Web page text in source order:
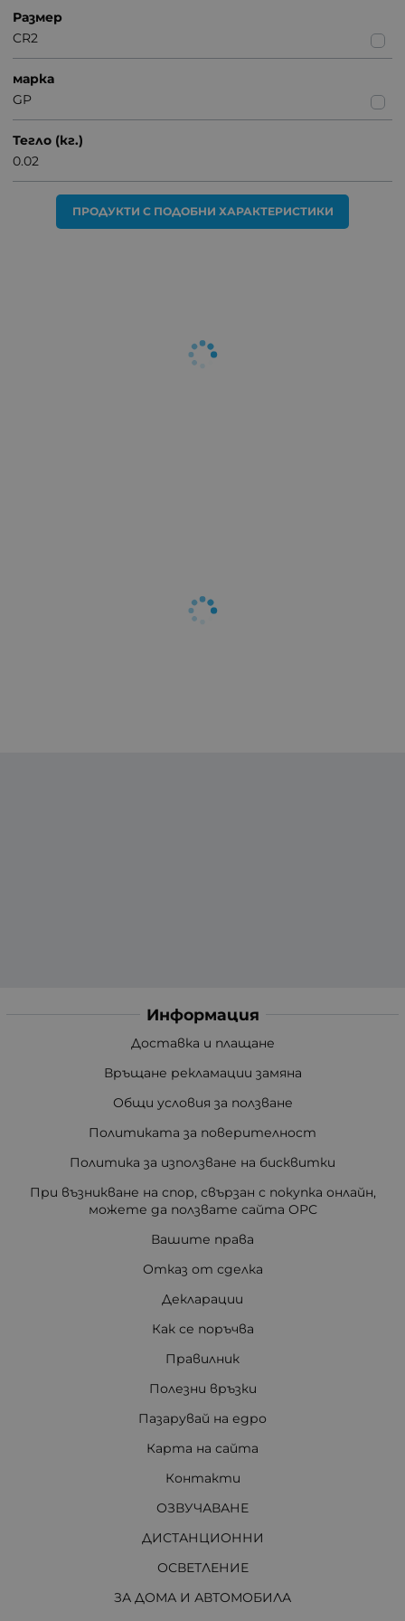
Размер
CR2
марка
GP
Тегло (кг.)
0.02
ПРОДУКТИ С ПОДОБНИ ХАРАКТЕРИСТИКИ
Информация
Доставка и плащане
Връщане рекламации замяна
Общи условия за ползване
Политиката за поверителност
Политика за използване на бисквитки
При възникване на спор, свързан с покупка онлайн,
можете да ползвате сайта ОРС
Вашите права
Отказ от сделка
Декларации
Как се поръчва
Правилник
Полезни връзки
Пазарувай на едро
Карта на сайта
Контакти
ОЗВУЧАВАНЕ
ДИСТАНЦИОННИ
ОСВЕТЛЕНИЕ
ЗА ДОМА И АВТОМОБИЛА